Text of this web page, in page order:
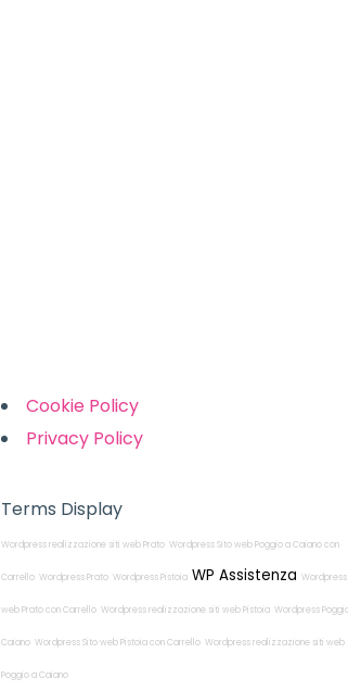
Cookie Policy
Privacy Policy
Terms Display
Wordpress realizzazione siti web Prato Wordpress Sito web Poggio a Caiano con
Carrello Wordpress Prato Wordpress Pistoia WP Assistenza Wordpress
web Prato con Carrello Wordpress realizzazione siti web Pistoia Wordpress
Caiano Wordpress Sito web Pistoia con Carrello Wordpress realizzazione siti web
Poggio a Caiano